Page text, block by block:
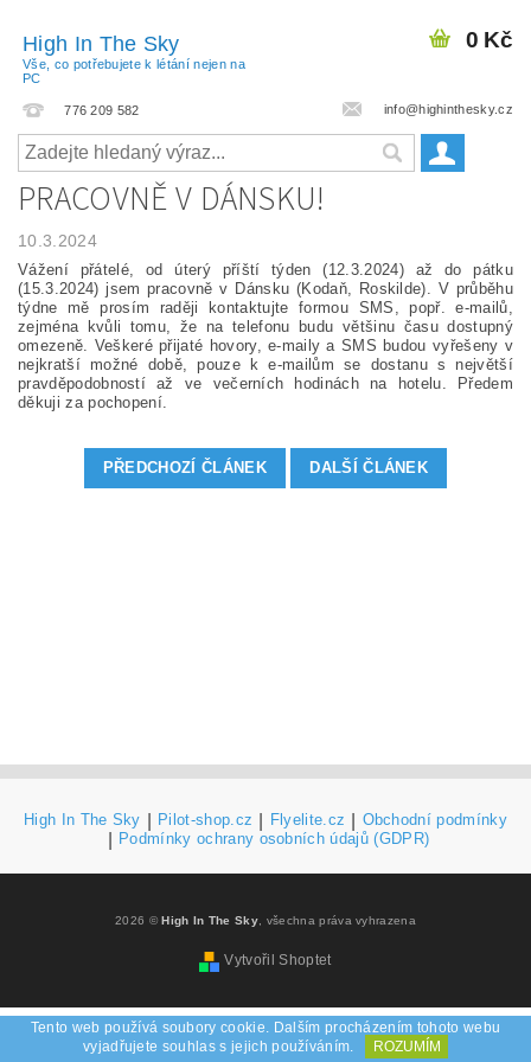
High In The Sky
Vše, co potřebujete k létání nejen na
PC
776 209 582 info@highinthesky.cz
0 Kč
PRACOVNĚ V DÁNSKU!
10.3.2024
Vážení přátelé, od úterý příští týden (12.3.2024) až do pátku
(15.3.2024) jsem pracovně v Dánsku (Kodaň, Roskilde). V průběhu
týdne mě prosím raději kontaktujte formou SMS, popř. e-mailů,
zejména kvůli tomu, že na telefonu budu většinu času dostupný
omezeně. Veškeré přijaté hovory, e-maily a SMS budou vyřešeny v
nejkratší možné době, pouze k e-mailům se dostanu s největší
pravděpodobností až ve večerních hodinách na hotelu. Předem
děkuji za pochopení.
PŘEDCHOZÍ ČLÁNEK DALŠÍ ČLÁNEK
High In The Sky Pilot-shop.cz Flyelite.cz Obchodní podmínky
Podmínky ochrany osobních údajů (GDPR)
2026 ©High In The Sky , všechna práva vyhrazena
Vytvořil Shoptet
Tento web používá soubory cookie. Dalším procházením tohoto webu
vyjadřujete souhlas s jejich používáním.
ROZUMÍM